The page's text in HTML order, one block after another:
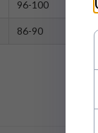
96-100
86-90